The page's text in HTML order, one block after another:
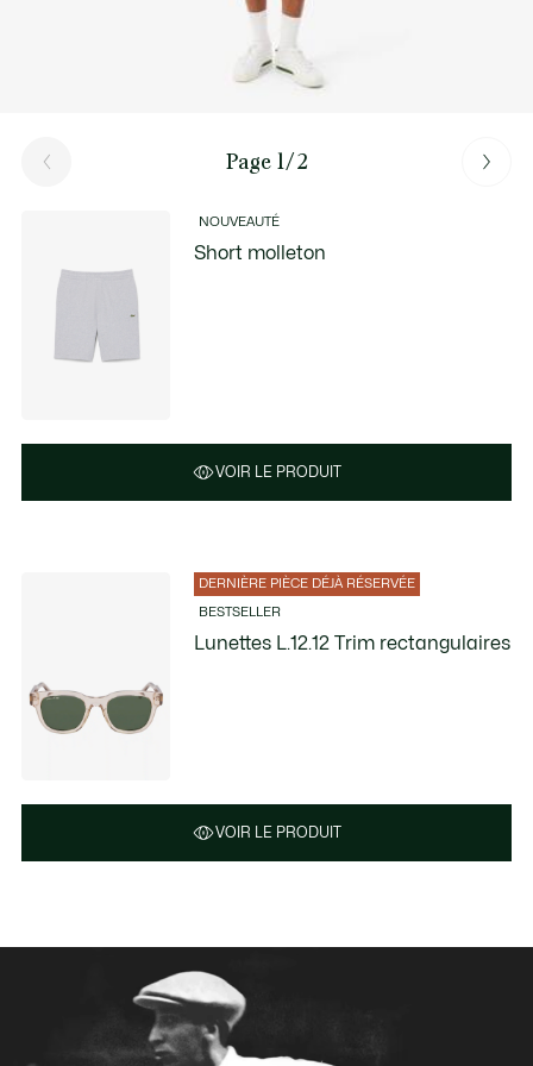
Page 1/2
NOUVEAUTÉ
Short molleton
VOIR LE PRODUIT
DERNIÈRE PIÈCE DÉJÀ RÉSERVÉE
BESTSELLER
Lunettes L.12.12 Trim rectangulaires
VOIR LE PRODUIT